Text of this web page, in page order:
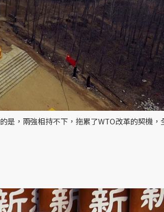
是，兩強相持不下，拖累了WTO改革的契機，